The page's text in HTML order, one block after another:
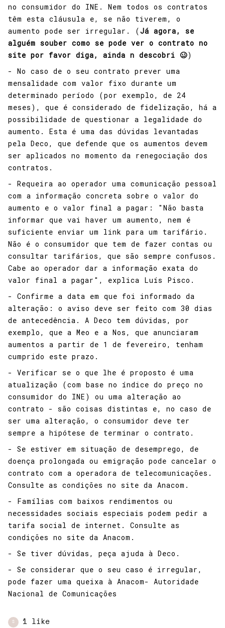
no consumidor do INE. Nem todos os contratos
têm esta cláusula e, se não tiverem, o
aumento pode ser irregular. (Já agora, se
alguém souber como se pode ver o contrato no
site por favor diga, ainda n descobri 🥴)
- No caso de o seu contrato prever uma
mensalidade com valor fixo durante um
determinado período (por exemplo, de 24
meses), que é considerado de fidelização, há a
possibilidade de questionar a legalidade do
aumento. Esta é uma das dúvidas levantadas
pela Deco, que defende que os aumentos devem
ser aplicados no momento da renegociação dos
contratos.
- Requeira ao operador uma comunicação pessoal
com a informação concreta sobre o valor do
aumento e o valor final a pagar: "Não basta
informar que vai haver um aumento, nem é
suficiente enviar um link para um tarifário.
Não é o consumidor que tem de fazer contas ou
consultar tarifários, que são sempre confusos.
Cabe ao operador dar a informação exata do
valor final a pagar", explica Luís Pisco.
- Confirme a data em que foi informado da
alteração: o aviso deve ser feito com 30 dias
de antecedência. A Deco tem dúvidas, por
exemplo, que a Meo e a Nos, que anunciaram
aumentos a partir de 1 de fevereiro, tenham
cumprido este prazo.
- Verificar se o que lhe é proposto é uma
atualização (com base no índice do preço no
consumidor do INE) ou uma alteração ao
contrato - são coisas distintas e, no caso de
ser uma alteração, o consumidor deve ter
sempre a hipótese de terminar o contrato.
- Se estiver em situação de desemprego, de
doença prolongada ou emigração pode cancelar o
contrato com a operadora de telecomunicações.
Consulte as condições no site da Anacom.
- Famílias com baixos rendimentos ou
necessidades sociais especiais podem pedir a
tarifa social de internet. Consulte as
condições no site da Anacom.
- Se tiver dúvidas, peça ajuda à Deco.
- Se considerar que o seu caso é irregular,
pode fazer uma queixa à Anacom- Autoridade
Nacional de Comunicações
S 1 like